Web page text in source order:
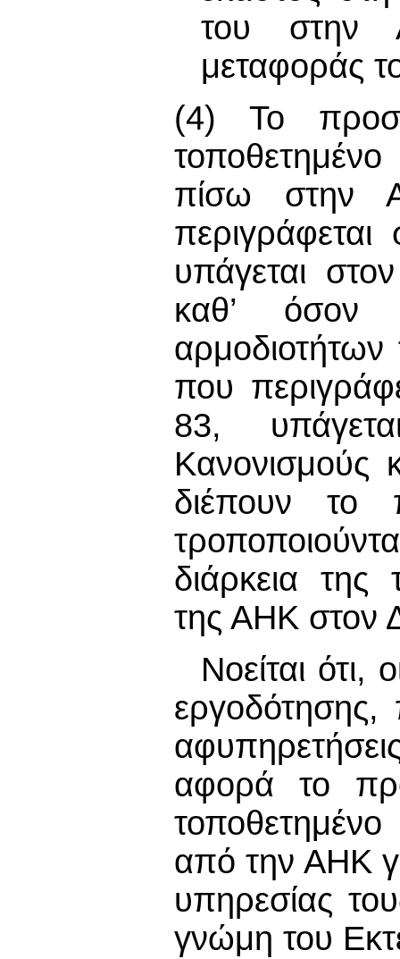
του στην
μεταφοράς
(4) Το
πίσω στην
υπάγεται
καθ’
που
83,
Κανονισμούς
διέπουν
διάρκεια
της ΑΗΚ στον
Νοείται ότι,
αφορά το
από την ΑΗΚ
υπηρεσίας
γνώμη του